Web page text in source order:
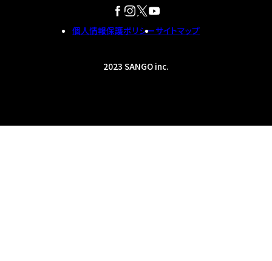
個人情報保護ポリシーサイトマップ
2023 SANGO inc.